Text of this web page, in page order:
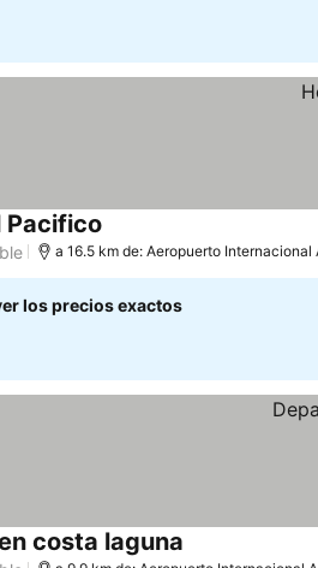
Pacifico
a 16.5 km de: Aeropuerto Internacional
los precios exactos
costa laguna